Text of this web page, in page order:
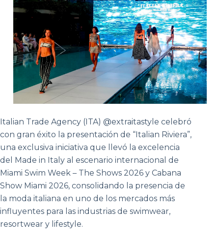
Italian Trade Agency (ITA) @extraitastyle celebró
con gran éxito la presentación de “Italian Riviera”,
una exclusiva iniciativa que llevó la excelencia
del Made in Italy al escenario internacional de
Miami Swim Week – The Shows 2026 y Cabana
Show Miami 2026, consolidando la presencia de
la moda italiana en uno de los mercados más
influyentes para las industrias de swimwear,
resortwear y lifestyle.